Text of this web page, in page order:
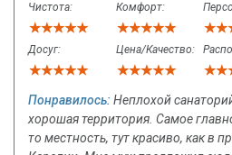
Чистота: Комфорт:
Досуг: Цена/Качество:
Понравилось: Неплохой
хорошая территория. Самое
то местность, тут красиво, как в